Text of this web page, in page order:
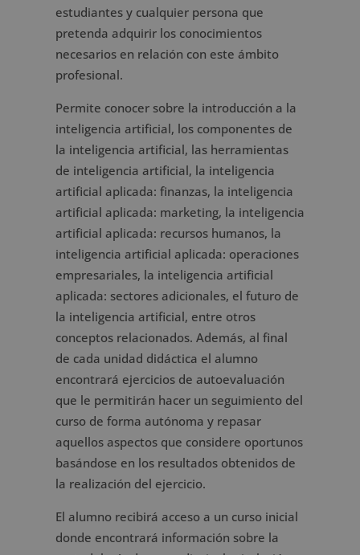
estudiantes y cualquier persona que
pretenda adquirir los conocimientos
necesarios en relación con este ámbito
profesional.
Permite conocer sobre la introducción a la
inteligencia artificial, los componentes de
la inteligencia artificial, las herramientas
de inteligencia artificial, la inteligencia
artificial aplicada: finanzas, la inteligencia
artificial aplicada: marketing, la inteligencia
artificial aplicada: recursos humanos, la
inteligencia artificial aplicada: operaciones
empresariales, la inteligencia artificial
aplicada: sectores adicionales, el futuro de
la inteligencia artificial, entre otros
conceptos relacionados. Además, al final
de cada unidad didáctica el alumno
encontrará ejercicios de autoevaluación
que le permitirán hacer un seguimiento del
curso de forma autónoma y repasar
aquellos aspectos que considere oportunos
basándose en los resultados obtenidos de
la realización del ejercicio.
El alumno recibirá acceso a un curso inicial
donde encontrará información sobre la